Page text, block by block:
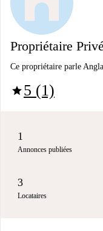
Propriétaire Privé
Ce propriétaire parle
star5 (1)
1
Annonces publiées
3
Locataires